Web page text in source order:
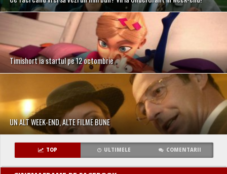
Timishort ia startul pe 12 octombrie
UN ALT WEEK-END, ALTE FILME BUNE
TOP ULTIMELE COMENTARII